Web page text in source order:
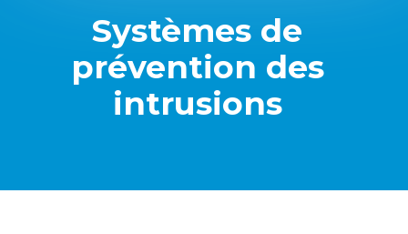
Systèmes de
prévention des
intrusions